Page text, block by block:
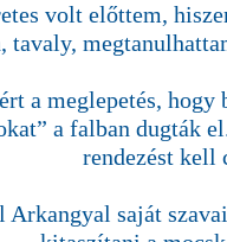
volt előttem,
tavaly,
a meglepetés, hogy
a falban dugták
rendezést kell
Arkangyal saját